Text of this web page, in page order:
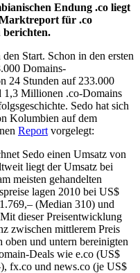
Endung .co liegt
für .co
berichten.
Start. Schon in den ersten
Domains-
24 Stunden auf 233.000
1,3 Millionen .co-Domains
Sedo hat sich
Kolumbien auf dem
Report vorgelegt:
Sedo einen Umsatz von
liegt der Umsatz bei
meisten gehandelten
lagen 2010 bei US$
(Median 310) und
dieser Preisentwicklung
zwischen mittlerem Preis
und untern bereinigten
Deals wie e.co (US$
fx.co und news.co (je US$